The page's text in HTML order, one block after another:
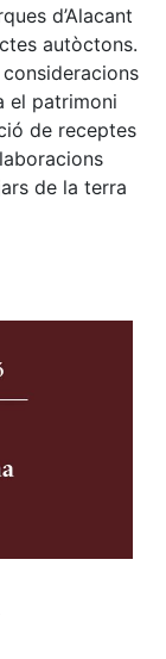
d’Alacant
autòctons.
el patrimoni
de receptes
de la terra